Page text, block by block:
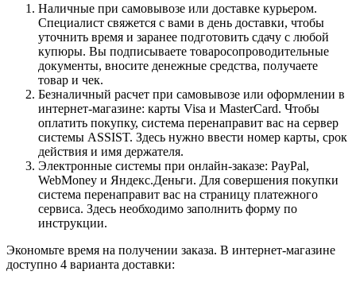
Наличные при самовывозе или доставке курьером.
Специалист свяжется с вами в день доставки, чтобы
уточнить время и заранее подготовить сдачу с любой
купюры. Вы подписываете товаросопроводительные
документы, вносите денежные средства, получаете
товар и чек.
Безналичный расчет при самовывозе или оформлении в
интернет-магазине: карты Visa и MasterCard. Чтобы
оплатить покупку, система перенаправит вас на сервер
системы ASSIST. Здесь нужно ввести номер карты, срок
действия и имя держателя.
Электронные системы при онлайн-заказе: PayPal,
WebMoney и Яндекс.Деньги. Для совершения покупки
система перенаправит вас на страницу платежного
сервиса. Здесь необходимо заполнить форму по
инструкции.
Экономьте время на получении заказа. В интернет-магазине
доступно 4 варианта доставки: